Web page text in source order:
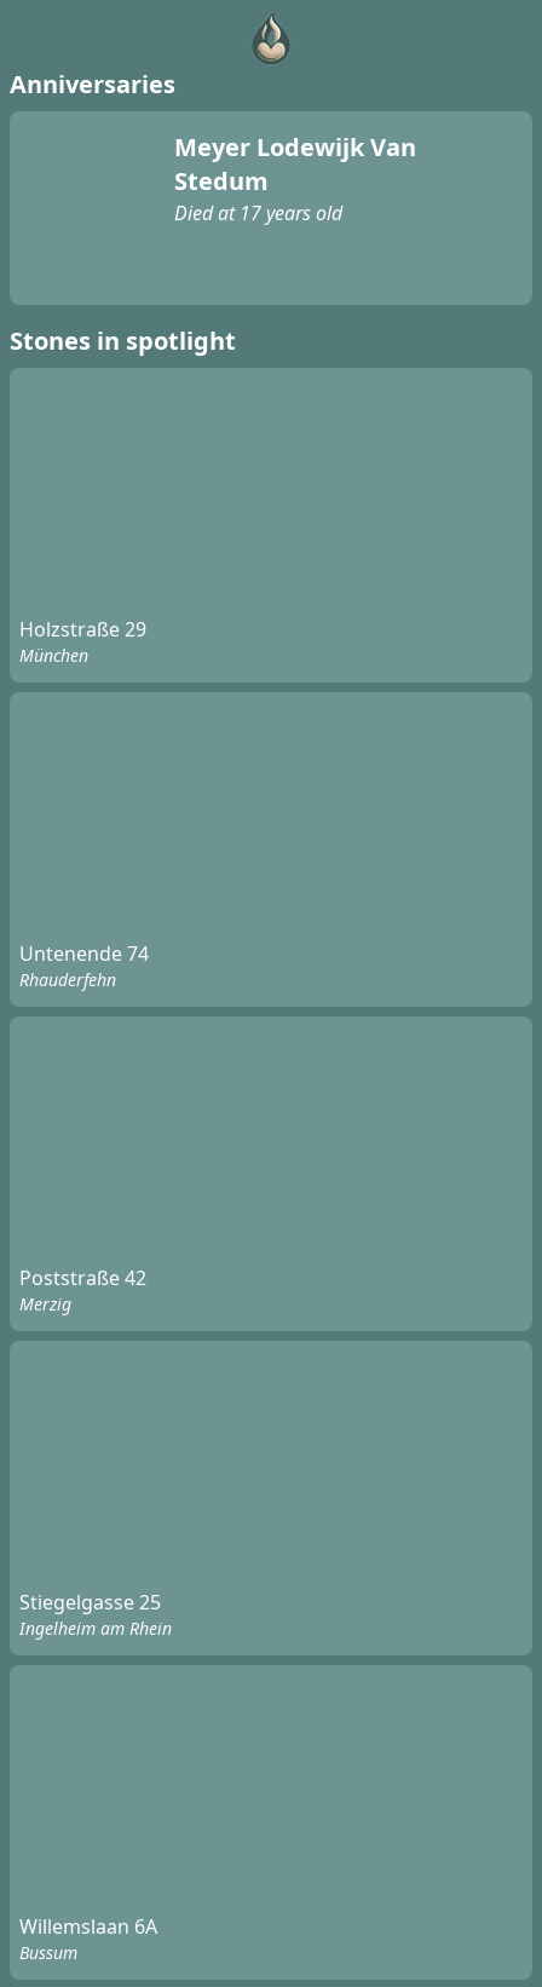
Anniversaries
Meyer Lodewijk Van
Stedum
Died at 17 years old
Stones in spotlight
Holzstraße 29
München
Untenende 74
Rhauderfehn
Poststraße 42
Merzig
Stiegelgasse 25
Ingelheim am Rhein
Willemslaan 6A
Bussum